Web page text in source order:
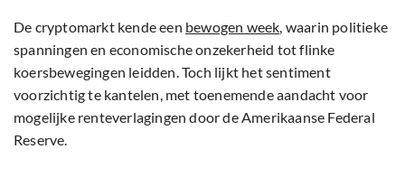
De cryptomarkt kende een bewogen week, waarin politieke
spanningen en economische onzekerheid tot flinke
koersbewegingen leidden. Toch lijkt het sentiment
voorzichtig te kantelen, met toenemende aandacht voor
mogelijke renteverlagingen door de Amerikaanse Federal
Reserve.